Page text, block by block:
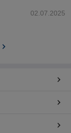
02.07.2025